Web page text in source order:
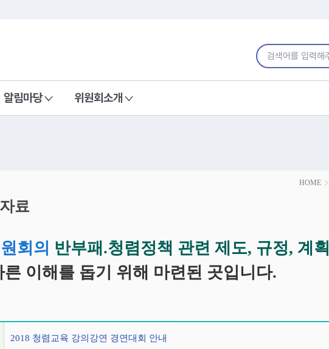
통합검색어 입력
알림마당 위원회소개
HOME
료
회의 반부패.청렴정책 관련 제도, 규정, 계획
른 이해를 돕기 위해 마련된 곳입니다.
2018 청렴교육 강의강연 경연대회 안내